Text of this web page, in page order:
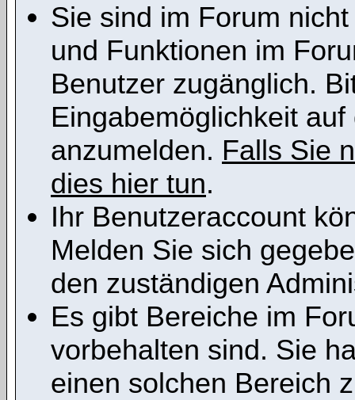
Sie sind im Forum
und Funktionen im
Benutzer zugänglich.
Eingabemöglichkeit
anzumelden. Falls Sie
dies hier tun.
Ihr Benutzeraccount
Melden Sie sich
den zuständigen
Es gibt Bereiche im
vorbehalten sind. Sie
einen solchen Bereich